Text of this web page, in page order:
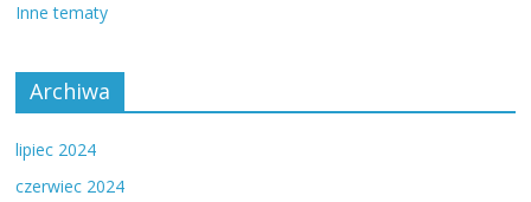
Inne tematy
Archiwa
lipiec 2024
czerwiec 2024